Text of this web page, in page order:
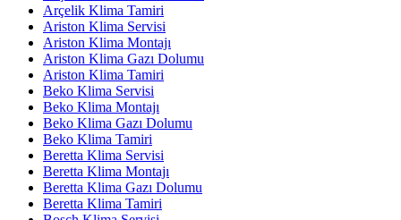
Arçelik Klima Tamiri
Ariston Klima Servisi
Ariston Klima Montajı
Ariston Klima Gazı Dolumu
Ariston Klima Tamiri
Beko Klima Servisi
Beko Klima Montajı
Beko Klima Gazı Dolumu
Beko Klima Tamiri
Beretta Klima Servisi
Beretta Klima Montajı
Beretta Klima Gazı Dolumu
Beretta Klima Tamiri